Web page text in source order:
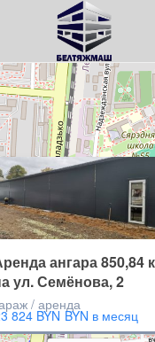
ангара 850,84
ул. Семёнова, 2
/ аренда
824 BYN BYN в месяц